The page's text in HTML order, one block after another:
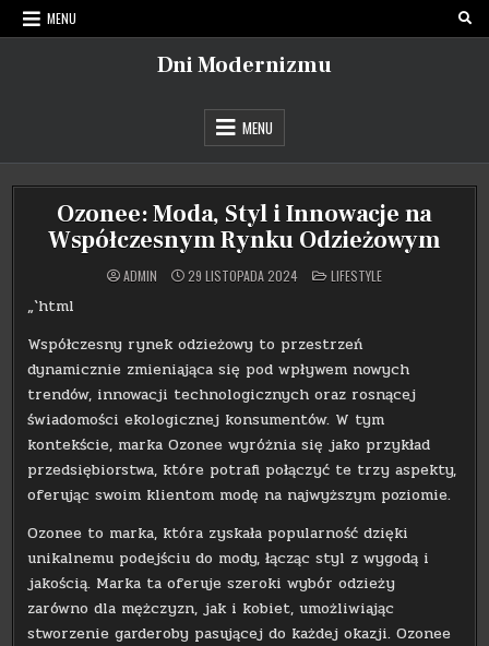
Skip
to
MENU
Dni Modernizmu
MENU
Ozonee: Moda, Styl i Innowacje na
Współczesnym Rynku Odzieżowym
ADMIN 29 LISTOPADA 2024 POSTED
IN
LIFESTYLE
„`html
Współczesny rynek odzieżowy to przestrzeń
dynamicznie zmieniająca się pod wpływem nowych
trendów, innowacji technologicznych oraz rosnącej
świadomości ekologicznej konsumentów. W tym
kontekście, marka Ozonee wyróżnia się jako przykład
przedsiębiorstwa, które potrafi połączyć te trzy aspekty,
oferując swoim klientom modę na najwyższym poziomie.
Ozonee to marka, która zyskała popularność dzięki
unikalnemu podejściu do mody, łącząc styl z wygodą i
jakością. Marka ta oferuje szeroki wybór odzieży
zarówno dla mężczyzn, jak i kobiet, umożliwiając
stworzenie garderoby pasującej do każdej okazji. Ozonee